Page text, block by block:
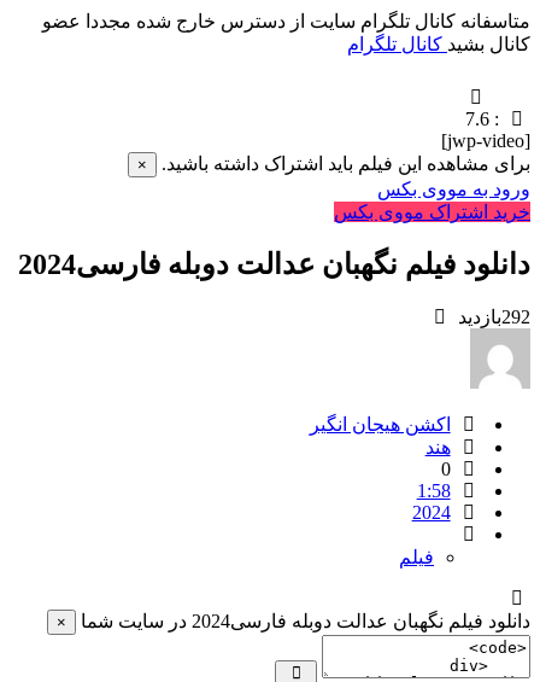
متاسفانه کانال تلگرام سایت از دسترس خارج شده مجددا عضو
کانال بشید کانال تلگرام
:
7.6
[jwp-video]
برای مشاهده این فیلم باید اشتراک داشته باشید.
×
ورود به مووی بکس
خرید اشتراک مووی بکس
دانلود فیلم نگهبان عدالت دوبله فارسی2024
292بازدید
اکشن هیجان انگیر
هند
0
1:58
2024
فیلم
دانلود فیلم نگهبان عدالت دوبله فارسی2024 در سایت شما ×